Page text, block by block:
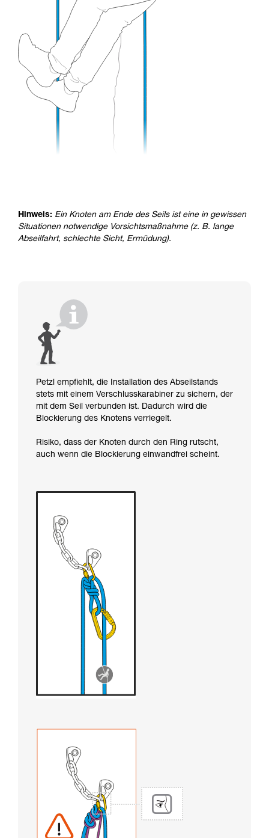
Hinweis: Ein Knoten am Ende des Seils ist eine in gewissen
Situationen notwendige Vorsichtsmaßnahme (z. B. lange
Abseilfahrt, schlechte Sicht, Ermüdung).
Petzl empfiehlt, die Installation des Abseilstands
stets mit einem Verschlusskarabiner zu sichern, der
mit dem Seil verbunden ist. Dadurch wird die
Blockierung des Knotens verriegelt.
Risiko, dass der Knoten durch den Ring rutscht,
auch wenn die Blockierung einwandfrei scheint.